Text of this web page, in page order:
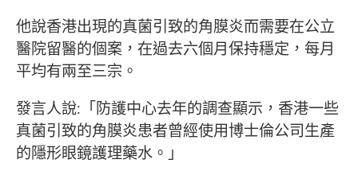
他說香港出現的真菌引致的角膜炎而需要在公立
醫院留醫的個案，在過去六個月保持穩定，每月
平均有兩至三宗。
發言人說:「防護中心去年的調查顯示，香港一些
真菌引致的角膜炎患者曾經使用博士倫公司生產
的隱形眼鏡護理藥水。」